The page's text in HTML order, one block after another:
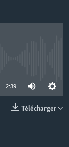
2:39
Télécharger